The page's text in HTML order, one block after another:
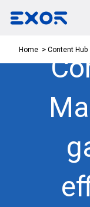
Home Content Hub